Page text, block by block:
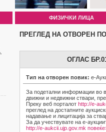
ФИЗИЧКИ ЛИЦА
ПРЕГЛЕД НА ОТВОРЕН
ОГЛАС
Тип на отворен повик: е-
За подетални информации во
движни и недвижни ствари,
Преку веб порталот http://e-
преглед на достапните
надавање и лицитација за
За да учествувате на е-
http://e-aukcii.ujp.gov.mk